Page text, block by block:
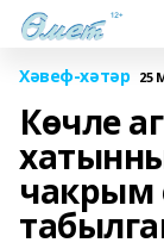
Хәвеф-хәтәр 25
Көчле
чакрым